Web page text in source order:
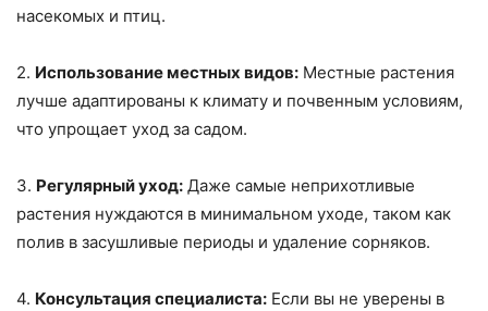
насекомых и птиц.
2. Использование местных видов: Местные растения
лучше адаптированы к климату и почвенным условиям,
что упрощает уход за садом.
3. Регулярный уход: Даже самые неприхотливые
растения нуждаются в минимальном уходе, таком как
полив в засушливые периоды и удаление сорняков.
4. Консультация специалиста: Если вы не уверены в